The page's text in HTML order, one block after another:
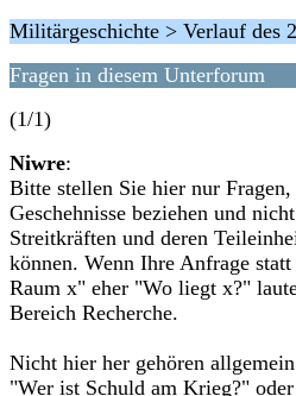
Militärgeschichte > Verlauf des
Fragen in diesem Unterforum
(1/1)
Niwre:
Bitte stellen Sie hier nur
Geschehnisse beziehen und
Streitkräften und deren
können. Wenn Ihre Anfrage
Raum x" eher "Wo liegt x?"
Bereich Recherche.
Nicht hier her gehören
"Wer ist Schuld am Krieg?"